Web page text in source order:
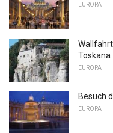
EUROPA
Toskana
EUROPA
Besuch
EUROPA